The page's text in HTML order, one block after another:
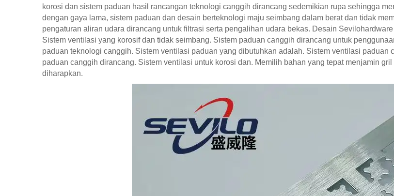
korosi dan sistem paduan hasil rancangan teknologi canggih dirancang sedemikian rupa sehingga
dengan gaya lama, sistem paduan dan desain berteknologi maju seimbang dalam berat dan tidak
pengaturan aliran udara dirancang untuk filtrasi serta pengalihan udara bekas. Desain
Sistem ventilasi yang korosif dan tidak seimbang. Sistem paduan canggih dirancang untuk
paduan teknologi canggih. Sistem ventilasi paduan yang dibutuhkan adalah. Sistem ventilasi
paduan canggih dirancang. Sistem ventilasi untuk korosi dan. Memilih bahan yang tepat menjamin
diharapkan.